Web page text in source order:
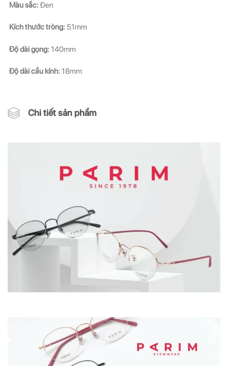
Màu sắc:Đen
Kích thước tròng: 51mm
Độ dài gọng:140mm
Độ dài cầu kính:18mm
Chi tiết sản phẩm